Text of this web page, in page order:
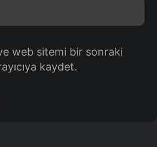
web sitemi bir sonraki
kaydet.